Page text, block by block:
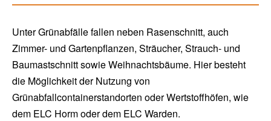
Unter Grünabfälle fallen neben Rasenschnitt, auch
Zimmer- und Gartenpflanzen, Sträucher, Strauch- und
Baumastschnitt sowie Weihnachtsbäume. Hier besteht
die Möglichkeit der Nutzung von
Grünabfallcontainerstandorten oder Wertstoffhöfen, wie
dem ELC Horm oder dem ELC Warden.